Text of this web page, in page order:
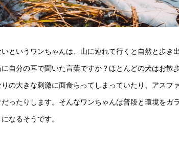
というワンちゃんは、山に連れて行くと自然と歩
自分の耳で聞いた言葉ですか？ほとんどの犬はお
の大きな刺激に面食らってしまっていたり、アス
ったりします。そんなワンちゃんは普段と環境を
なるそうです。